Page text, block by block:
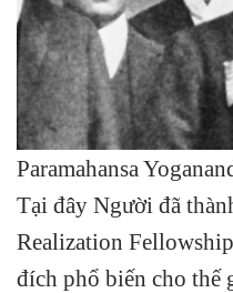
Paramahansa
Tại đây Người đã
Realization
đích phổ biến cho thế